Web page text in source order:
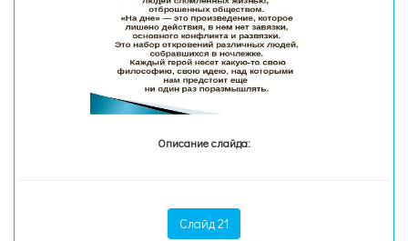
Описание слайда:
Слайд 21